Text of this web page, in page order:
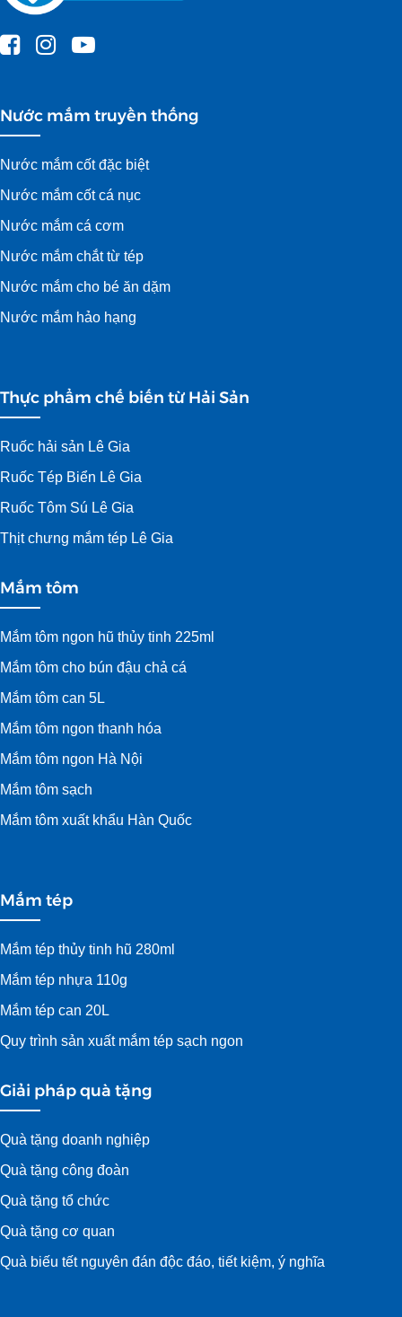
Nước mắm truyền thống
Nước mắm cốt đặc biệt
Nước mắm cốt cá nục
Nước mắm cá cơm
Nước mắm chắt từ tép
Nước mắm cho bé ăn dặm
Nước mắm hảo hạng
Thực phẩm chế biến từ Hải Sản
Ruốc hải sản Lê Gia
Ruốc Tép Biển Lê Gia
Ruốc Tôm Sú Lê Gia
Thịt chưng mắm tép Lê Gia
Mắm tôm
Mắm tôm ngon hũ thủy tinh 225ml
Mắm tôm cho bún đậu chả cá
Mắm tôm can 5L
Mắm tôm ngon thanh hóa
Mắm tôm ngon Hà Nội
Mắm tôm sạch
Mắm tôm xuất khẩu Hàn Quốc
Mắm tép
Mắm tép thủy tinh hũ 280ml
Mắm tép nhựa 110g
Mắm tép can 20L
Quy trình sản xuất mắm tép sạch ngon
Giải pháp quà tặng
Quà tặng doanh nghiệp
Quà tặng công đoàn
Quà tặng tổ chức
Quà tặng cơ quan
Quà biếu tết nguyên đán độc đáo, tiết kiệm, ý nghĩa